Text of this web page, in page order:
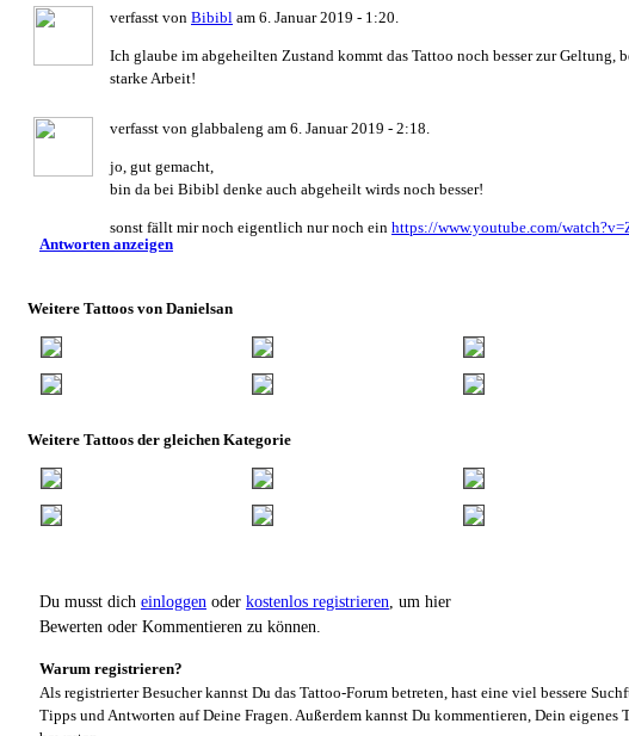
verfasst von Bibibl am 6. Januar 2019 - 1:20.
Ich glaube im abgeheilten Zustand kommt das Tattoo noch besser zur Geltung,
starke Arbeit!
verfasst von glabbaleng am 6. Januar 2019 - 2:18.
jo, gut gemacht,
bin da bei Bibibl denke auch abgeheilt wirds noch besser!
sonst fällt mir noch eigentlich nur noch ein https://www.youtube.com/
Antworten anzeigen
Weitere Tattoos von Danielsan
Weitere Tattoos der gleichen Kategorie
Du musst dich einloggen oder kostenlos registrieren , um hier
Bewerten oder Kommentieren zu können.
Warum registrieren?
Als registrierter Besucher kannst Du das Tattoo-Forum betreten, hast eine viel bessere
Tipps und Antworten auf Deine Fragen. Außerdem kannst Du kommentieren, Dein eigenes